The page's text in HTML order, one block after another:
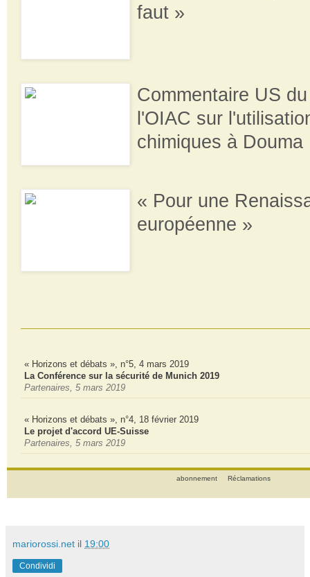
faut »
Commentaire US
l'OIAC sur
chimiques à Douma
« Pour une
européenne »
« Horizons et débats », n°5, 4 mars 2019
La Conférence sur la sécurité de Munich 2019
Partenaires, 5 mars 2019
« Horizons et débats », n°4, 18 février 2019
Le projet d'accord UE-Suisse
Partenaires, 5 mars 2019
abonnement Réclamations
mariorossi.net il 19:00
Condividi